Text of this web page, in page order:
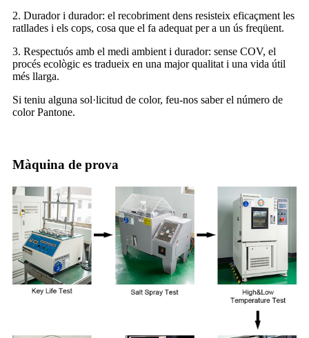
2. Durador i durador: el recobriment dens resisteix eficaçment les
ratllades i els cops, cosa que el fa adequat per a un ús freqüent.
3. Respectuós amb el medi ambient i durador: sense COV, el
procés ecològic es tradueix en una major qualitat i una vida útil
més llarga.
Si teniu alguna sol·licitud de color, feu-nos saber el número de
color Pantone.
Màquina de prova